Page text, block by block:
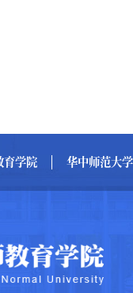
育学院 华中师范大